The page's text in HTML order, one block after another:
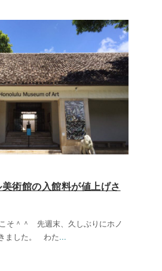
術館の入館料が値上げさ
そ＾＾ 先週末、久しぶりにホノ
ました。 わた...